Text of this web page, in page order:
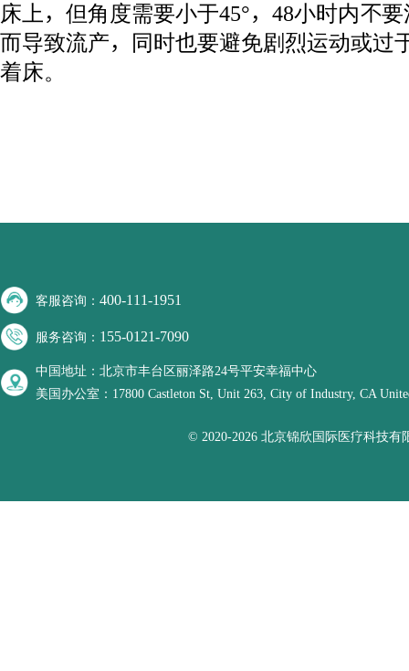
床上，但角度需要小于45°，48小时内不
而导致流产，同时也要避免剧烈运动或过
着床。
客服咨询：400-111-1951
服务咨询： 155-0121-7090
中国地址：北京市丰台区丽泽路24号平安幸福中心
美国办公室：17800 Castleton St, Unit 263, City of Industry, CA
© 2020-2026 北京锦欣国际医疗科